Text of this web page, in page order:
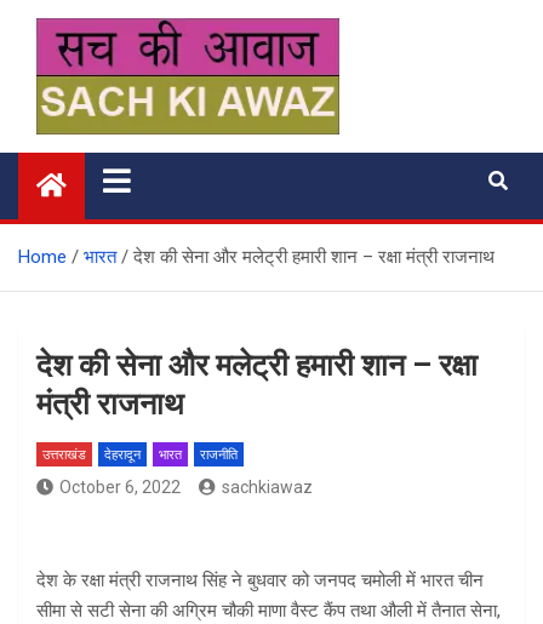
content
सच की आवाज
Home भारत देश की सेना और मलेट्री हमारी शान – रक्षा मंत्री राजनाथ
देश की सेना और मलेट्री हमारी शान – रक्षा
मंत्री राजनाथ
उत्तराखंड देहरादून भारत राजनीति
October 6, 2022 sachkiawaz
देश के रक्षा मंत्री राजनाथ सिंह ने बुधवार को जनपद चमोली में भारत चीन
सीमा से सटी सेना की अग्रिम चौकी माणा वैस्ट कैंप तथा औली में तैनात सेना,